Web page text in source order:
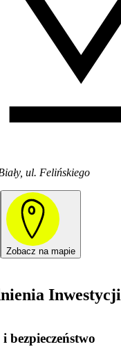
ul. Felińskiego
Zobacz na mapie
Inwestycji
bezpieczeństwo